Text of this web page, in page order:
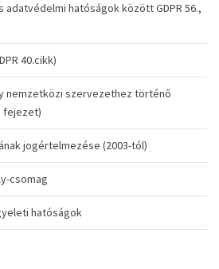
adatvédelmi hatóságok között GDPR 56.,
40.cikk)
nemzetközi szervezethez történő
fejezet)
jogértelmezése (2003-tól)
csomag
hatóságok